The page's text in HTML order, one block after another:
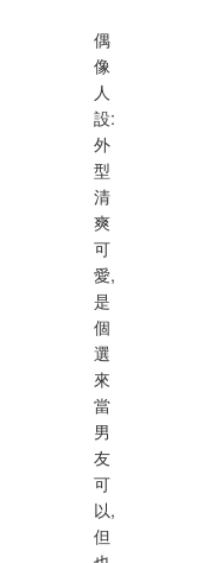
偶
像
人
設:
外
型
清
爽
可
愛,
是
個
選
來
當
男
友
可
以,
但